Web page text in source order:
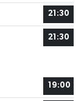
21:30
21:30
19:00